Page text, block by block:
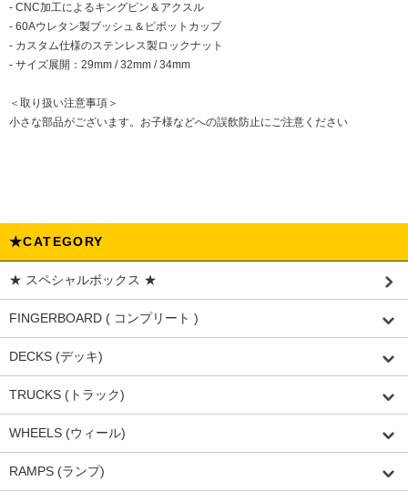
- CNC加工によるキングピン＆アクスル
- 60Aウレタン製ブッシュ＆ピボットカップ
- カスタム仕様のステンレス製ロックナット
- サイズ展開：29mm / 32mm / 34mm
＜取り扱い注意事項＞
小さな部品がございます。お子様などへの誤飲防止にご注意ください
★CATEGORY
★ スペシャルボックス ★
FINGERBOARD ( コンプリート )
DECKS (デッキ)
TRUCKS (トラック)
WHEELS (ウィール)
RAMPS (ランプ)